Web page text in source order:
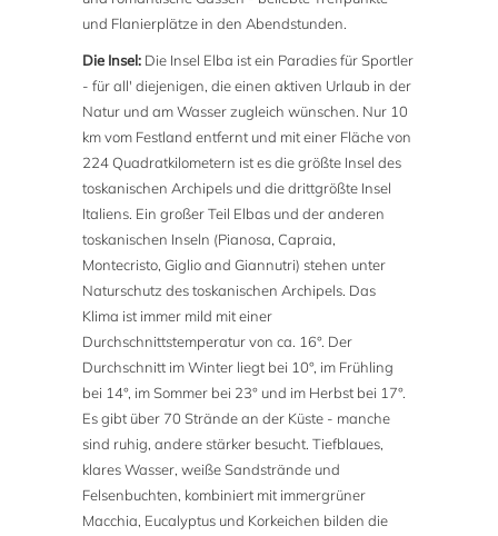
und Flanierplätze in den Abendstunden.
Die Insel: Die Insel Elba ist ein Paradies für Sportler
- für all' diejenigen, die einen aktiven Urlaub in der
Natur und am Wasser zugleich wünschen. Nur 10
km vom Festland entfernt und mit einer Fläche von
224 Quadratkilometern ist es die größte Insel des
toskanischen Archipels und die drittgrößte Insel
Italiens. Ein großer Teil Elbas und der anderen
toskanischen Inseln (Pianosa, Capraia,
Montecristo, Giglio and Giannutri) stehen unter
Naturschutz des toskanischen Archipels. Das
Klima ist immer mild mit einer
Durchschnittstemperatur von ca. 16°. Der
Durchschnitt im Winter liegt bei 10°, im Frühling
bei 14°, im Sommer bei 23° und im Herbst bei 17°.
Es gibt über 70 Strände an der Küste - manche
sind ruhig, andere stärker besucht. Tiefblaues,
klares Wasser, weiße Sandstrände und
Felsenbuchten, kombiniert mit immergrüner
Macchia, Eucalyptus und Korkeichen bilden die